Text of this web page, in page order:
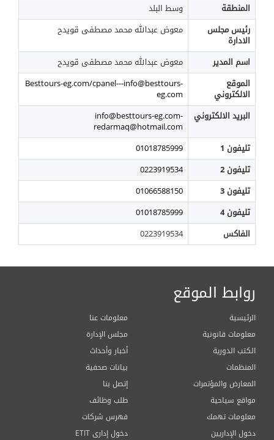
المنطقة
وسط البلد
رئيس مجلس
الادارة
معوض عبدالله محمد مصطفى قويدح
اسم المدير
معوض عبدالله محمد مصطفى قويدح
الموقع
الالكتروني
Besttours-eg.com/cpanel---info@besttours-
eg.com
البريد الالكتروني
info@besttours-eg.com-
redarmaq@hotmail.com
تليفون 1
01018785999
تليفون 2
0223919534
تليفون 3
01066588150
تليفون 4
01018785999
الفاكس
0223919534
روابط الموقع
معلومات عنا
الرئيسية
مجلس الإدارة
معلومات قانونية
أخبار وأحداث
الكتب الدورية
بيانات صحفية
المنظمات
إتصل بنا
المعارض والمؤتمرات
طلب وظائف
مواقع سياحية
فهرس شركات
معلومات تهمك
ETIT دخول إدارى
دخول الإداريين